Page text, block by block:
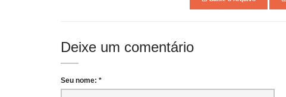
Deixe um comentário
Seu nome: *